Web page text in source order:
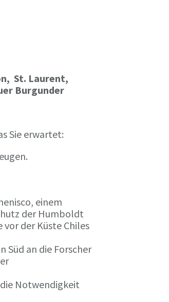
St. Laurent,
Burgunder
Sie erwartet:
einem
der Humboldt
der Küste Chiles
Süd an die Forscher
Notwendigkeit